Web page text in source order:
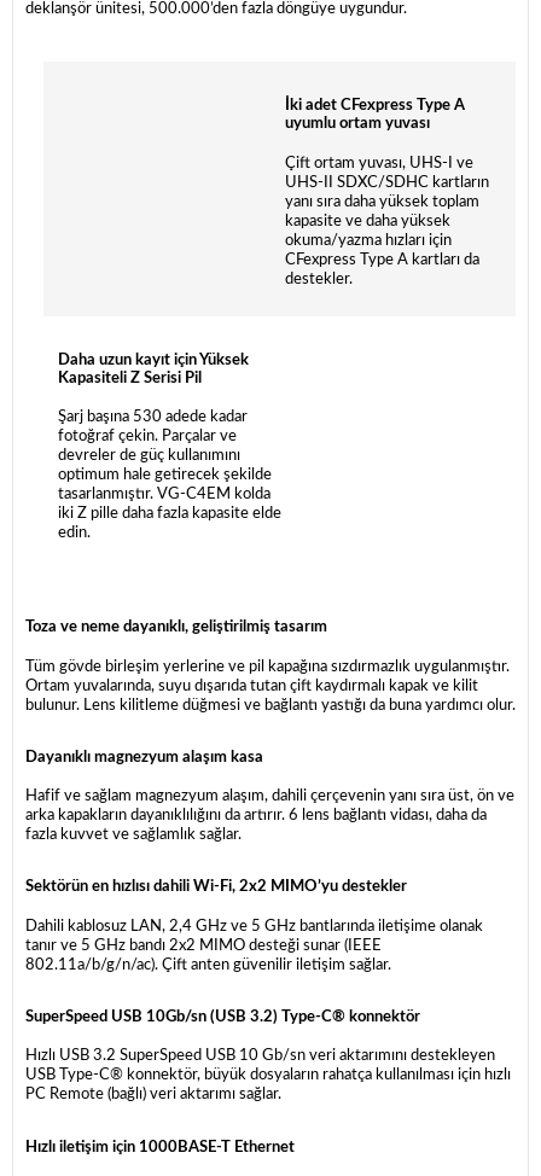
deklanşör ünitesi, 500.000’den fazla döngüye uygundur.
İki adet CFexpress Type A
uyumlu ortam yuvası
Çift ortam yuvası, UHS-I ve
UHS-II SDXC/SDHC kartların
yanı sıra daha yüksek toplam
kapasite ve daha yüksek
okuma/yazma hızları için
CFexpress Type A kartları da
destekler.
Daha uzun kayıt için Yüksek
Kapasiteli Z Serisi Pil
Şarj başına 530 adede kadar
fotoğraf çekin. Parçalar ve
devreler de güç kullanımını
optimum hale getirecek şekilde
tasarlanmıştır. VG-C4EM kolda
iki Z pille daha fazla kapasite elde
edin.
Toza ve neme dayanıklı, geliştirilmiş tasarım
Tüm gövde birleşim yerlerine ve pil kapağına sızdırmazlık uygulanmıştır.
Ortam yuvalarında, suyu dışarıda tutan çift kaydırmalı kapak ve kilit
bulunur. Lens kilitleme düğmesi ve bağlantı yastığı da buna yardımcı olur.
Dayanıklı magnezyum alaşım kasa
Hafif ve sağlam magnezyum alaşım, dahili çerçevenin yanı sıra üst, ön ve
arka kapakların dayanıklılığını da artırır. 6 lens bağlantı vidası, daha da
fazla kuvvet ve sağlamlık sağlar.
Sektörün en hızlısı dahili Wi-Fi, 2x2 MIMO’yu destekler
Dahili kablosuz LAN, 2,4 GHz ve 5 GHz bantlarında iletişime olanak
tanır ve 5 GHz bandı 2x2 MIMO desteği sunar (IEEE
802.11a/b/g/n/ac). Çift anten güvenilir iletişim sağlar.
SuperSpeed USB 10Gb/sn (USB 3.2) Type-C® konnektör
Hızlı USB 3.2 SuperSpeed USB 10 Gb/sn veri aktarımını destekleyen
USB Type-C® konnektör, büyük dosyaların rahatça kullanılması için hızlı
PC Remote (bağlı) veri aktarımı sağlar.
Hızlı iletişim için 1000BASE-T Ethernet